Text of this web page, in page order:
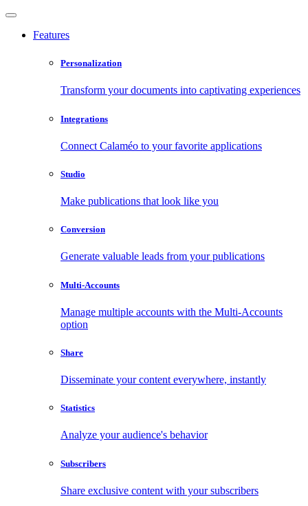
Features
Personalization
Transform your documents into captivating experiences
Integrations
Connect Calaméo to your favorite applications
Studio
Make publications that look like you
Conversion
Generate valuable leads from your publications
Multi-Accounts
Manage multiple accounts with the Multi-Accounts
option
Share
Disseminate your content everywhere, instantly
Statistics
Analyze your audience's behavior
Subscribers
Share exclusive content with your subscribers